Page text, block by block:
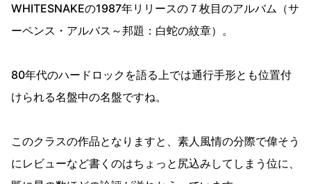
WHITESNAKEの1987年リリースの７枚目のアルバム（サ
ーペンス・アルバス～邦題：白蛇の紋章）。
80年代のハードロックを語る上では通行手形とも位置付
けられる名盤中の名盤ですね。
このクラスの作品となりますと、素人風情の分際で偉そう
にレビューなど書くのはちょっと尻込みしてしまう位に、